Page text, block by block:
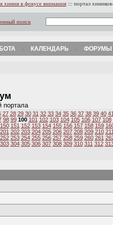
химия в фокусе внимания ::: портал
поиск
КАЛЕНДАРЬ ФОРУМЫ
портала
27 28 29 30 31 32 33 34 35 36 37 38 39 40 41
98 99 100 101 102 103 104 105 106 107 108
150 151 152 153 154 155 156 157 158 159
201 202 203 204 205 206 207 208 209 210 211
252 253 254 255 256 257 258 259 260 261
303 304 305 306 307 308 309 310 311 312